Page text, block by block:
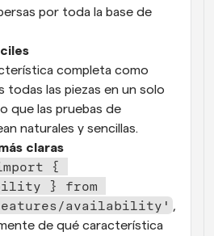
por toda la base de
completa como
todas las piezas en un solo
que las pruebas de
naturales y sencillas.
claras
{
} from
features/availability' ,
de qué característica